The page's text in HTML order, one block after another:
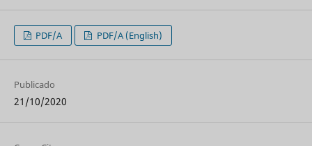
PDF/A PDF/A (English)
Publicado
21/10/2020